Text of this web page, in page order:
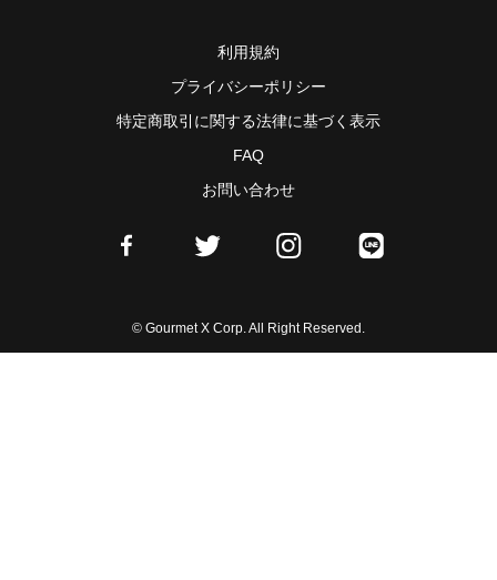
利用規約
プライバシーポリシー
特定商取引に関する法律に基づく表示
FAQ
お問い合わせ
© Gourmet X Corp. All Right Reserved.